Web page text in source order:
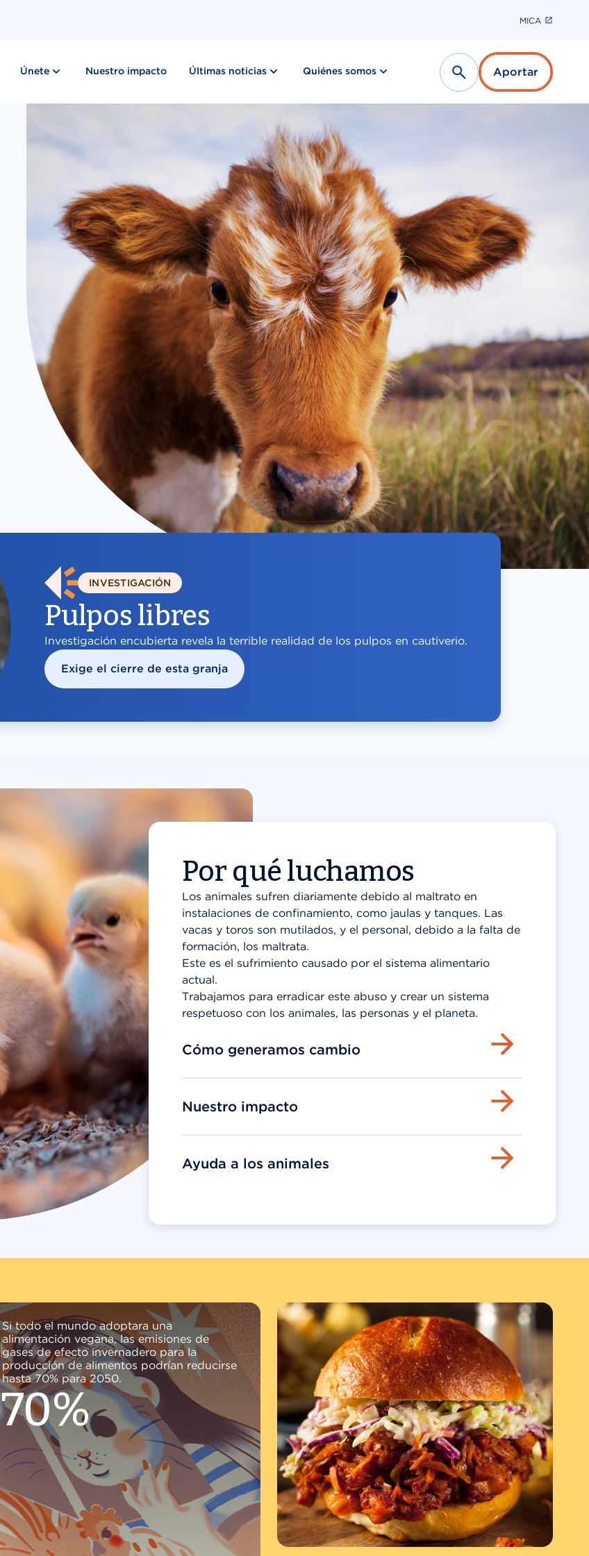
MICA
Únete Nuestro impacto Últimas noticias Quiénes somos SearchAportar
INVESTIGACIÓN
Pulpos libres
Investigación encubierta revela la terrible realidad de los pulpos en cautiverio.
Exige el cierre de esta granja
Por qué luchamos
Los animales sufren diariamente debido al maltrato en
instalaciones de confinamiento, como jaulas y tanques. Las
vacas y toros son mutilados, y el personal, debido a la falta de
formación, los maltrata.
Este es el sufrimiento causado por el sistema alimentario
actual.
Trabajamos para erradicar este abuso y crear un sistema
respetuoso con los animales, las personas y el planeta.
Cómo generamos cambio
Nuestro impacto
Ayuda a los animales
Si todo el mundo adoptara una
alimentación vegana, las emisiones de
gases de efecto invernadero para la
producción de alimentos podrían reducirse
hasta 70% para 2050.
70%